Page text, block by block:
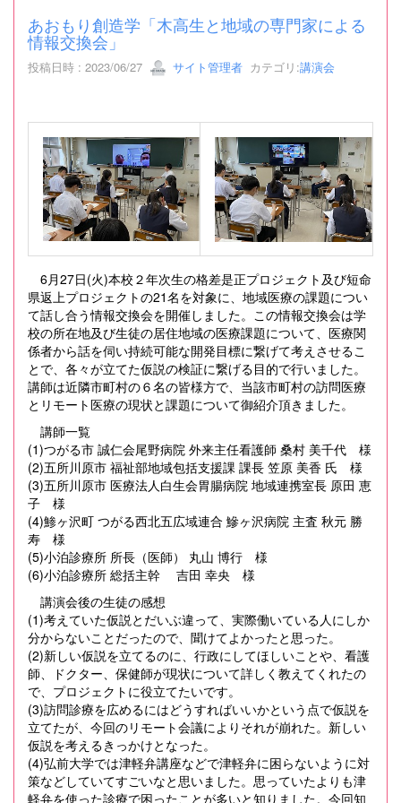
あおもり創造学「木高生と地域の専門家による
情報交換会」
投稿日時 : 2023/06/27 サイト管理者 カテゴリ:講演会
6月27日(火)本校２年次生の格差是正プロジェクト及び短命
県返上プロジェクトの21名を対象に、地域医療の課題につい
て話し合う情報交換会を開催しました。この情報交換会は学
校の所在地及び生徒の居住地域の医療課題について、医療関
係者から話を伺い持続可能な開発目標に繋げて考えさせるこ
とで、各々が立てた仮説の検証に繋げる目的で行いました。
講師は近隣市町村の６名の皆様方で、当該市町村の訪問医療
とリモート医療の現状と課題について御紹介頂きました。
講師一覧
(1)つがる市 誠仁会尾野病院 外来主任看護師 桑村 美千代 様
(2)五所川原市 福祉部地域包括支援課 課長 笠原 美香 氏 様
(3)五所川原市 医療法人白生会胃腸病院 地域連携室長 原田 恵
子 様
(4)鯵ヶ沢町 つがる西北五広域連合 鰺ヶ沢病院 主査 秋元 勝
寿 様
(5)小泊診療所 所長（医師） 丸山 博行 様
(6)小泊診療所 総括主幹 吉田 幸央 様
講演会後の生徒の感想
(1)考えていた仮説とだいぶ違って、実際働いている人にしか
分からないことだったので、聞けてよかったと思った。
(2)新しい仮説を立てるのに、行政にしてほしいことや、看護
師、ドクター、保健師が現状について詳しく教えてくれたの
で、プロジェクトに役立てたいです。
(3)訪問診療を広めるにはどうすればいいかという点で仮説を
立てたが、今回のリモート会議によりそれが崩れた。新しい
仮説を考えるきっかけとなった。
(4)弘前大学では津軽弁講座などで津軽弁に困らないように対
策などしていてすごいなと思いました。思っていたよりも津
軽弁を使った診療で困ったことが多いと知りました。今回知